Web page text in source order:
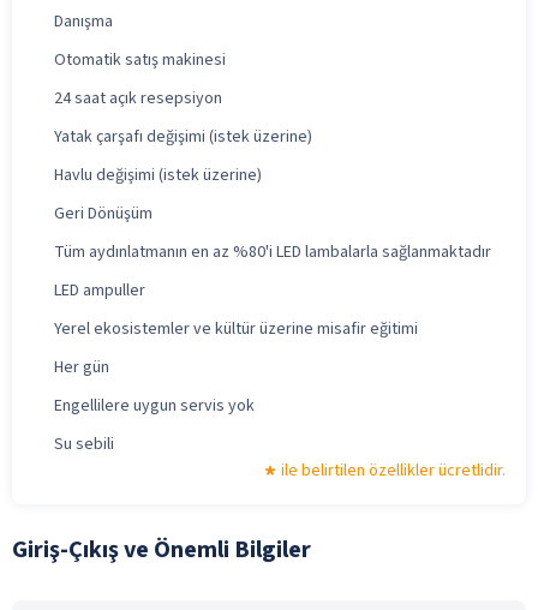
Danışma
Otomatik satış makinesi
24 saat açık resepsiyon
Yatak çarşafı değişimi (istek üzerine)
Havlu değişimi (istek üzerine)
Geri Dönüşüm
Tüm aydınlatmanın en az %80'i LED lambalarla sağlanmaktadır
LED ampuller
Yerel ekosistemler ve kültür üzerine misafir eğitimi
Her gün
Engellilere uygun servis yok
Su sebili
ile belirtilen özellikler ücretlidir.
Giriş-Çıkış ve Önemli Bilgiler